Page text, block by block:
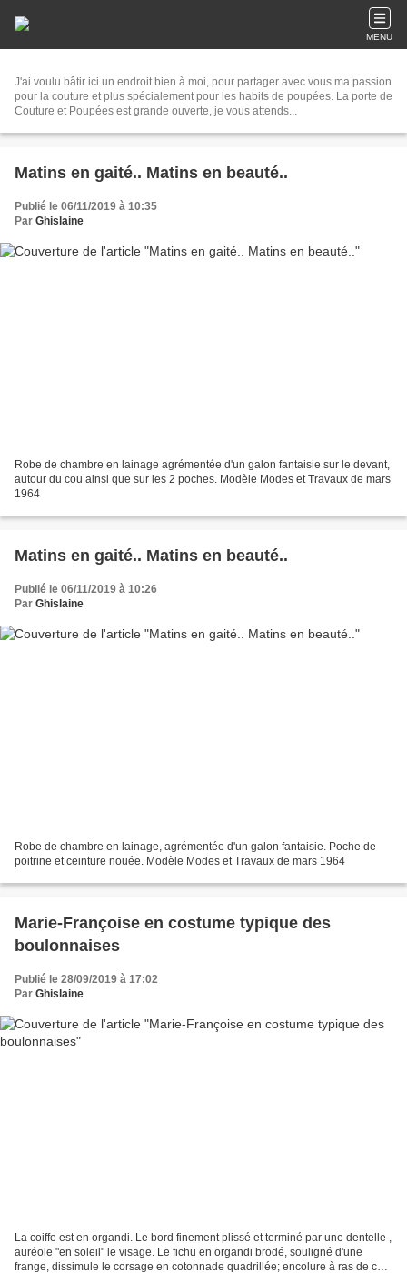
MENU
J'ai voulu bâtir ici un endroit bien à moi, pour partager avec vous ma passion
pour la couture et plus spécialement pour les habits de poupées. La porte de
Couture et Poupées est grande ouverte, je vous attends...
Matins en gaité.. Matins en beauté..
Publié le 06/11/2019 à 10:35
Par Ghislaine
Robe de chambre en lainage agrémentée d'un galon fantaisie sur le devant,
autour du cou ainsi que sur les 2 poches. Modèle Modes et Travaux de mars
1964
Matins en gaité.. Matins en beauté..
Publié le 06/11/2019 à 10:26
Par Ghislaine
Robe de chambre en lainage, agrémentée d'un galon fantaisie. Poche de
poitrine et ceinture nouée. Modèle Modes et Travaux de mars 1964
Marie-Françoise en costume typique des
boulonnaises
Publié le 28/09/2019 à 17:02
Par Ghislaine
La coiffe est en organdi. Le bord finement plissé et terminé par une dentelle ,
auréole "en soleil" le visage. Le fichu en organdi brodé, souligné d'une
frange, dissimule le corsage en cotonnade quadrillée; encolure à ras de cou